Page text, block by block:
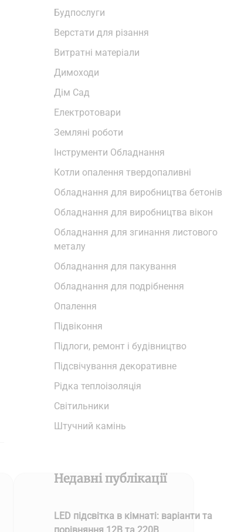
Будпослуги
Верстати для різання
Витратні матеріали
Димоходи
Дім Сад
Електротовари
Земляні роботи
Інструменти Обладнання
Котли опалення твердопаливні
Обладнання для виробництва бетонів
Обладнання для виробництва вікон
Обладнання для згинання листового
металу
Обладнання для пакування
Обладнання для подрібнення
Опалення
Підвіконня
Підлоги, ремонт і будівництво
Підсвічування декоративне
Рідка теплоізоляція
Світильники
Штучний камінь
Недавні публікації
LED підсвітка в кімнаті: варіанти та